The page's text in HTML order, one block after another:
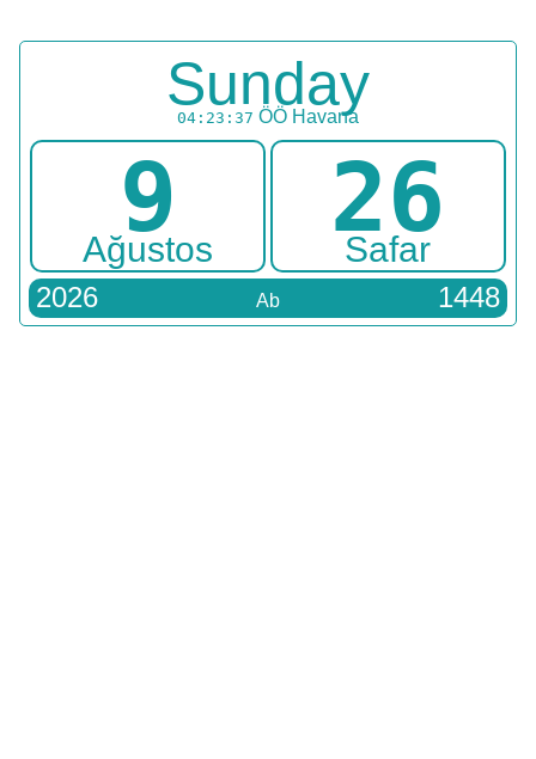
Sunday
04:23:37 ÖÖ Havana
9
Ağustos 26
Safar
2026 Ab 1448